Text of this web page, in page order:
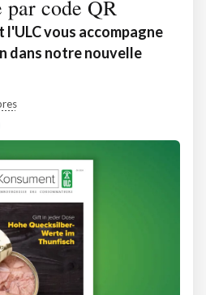
par code QR
l'ULC vous accompagne
dans notre nouvelle